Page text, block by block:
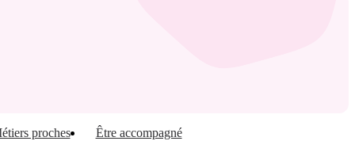
proches Être accompagné